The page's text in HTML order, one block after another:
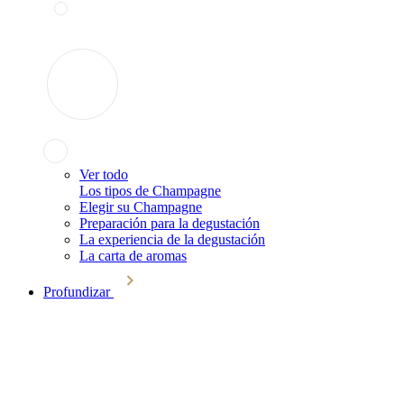
Ver todo
Los tipos de Champagne
Elegir su Champagne
Preparación para la degustación
La experiencia de la degustación
La carta de aromas
Profundizar